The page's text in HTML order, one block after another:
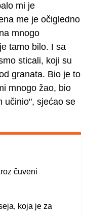
mi je
me je očigledno
mnogo
tamo bilo. I sa
sticali, koji su
granata. Bio je to
mnogo žao, bio
učinio", sjećao se
čuveni
koja je za